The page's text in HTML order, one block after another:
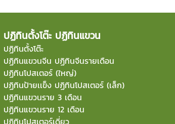
ปฏิทินตั้งโต๊ะ ปฏิทินแขวน
ปฏิทินตั้งโต๊ะ
ปฏิทินแขวนจีน ปฏิทินจีนรายเดือน
ปฏิทินโปสเตอร์ (ใหญ่)
ปฏิทินป้ายเเข็ง ปฏิทินโปสเตอร์ (เล็ก)
ปฏิทินแขวนราย 3 เดือน
ปฏิทินแขวนราย 12 เดือน
ปฏิทินโปสเตอร์เดี่ยว